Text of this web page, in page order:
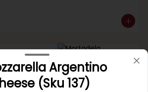
101)
Argentino
(Sku 137)